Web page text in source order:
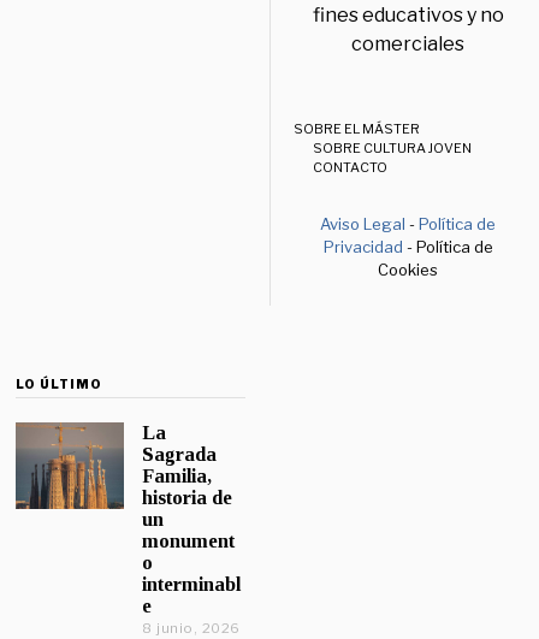
fines educativos y no
comerciales
SOBRE EL MÁSTER
SOBRE CULTURA JOVEN
CONTACTO
Aviso Legal -Política de
Privacidad - Política de
Cookies
LO ÚLTIMO
La
Sagrada
Familia,
historia de
un
monument
o
interminabl
e
8 junio, 2026